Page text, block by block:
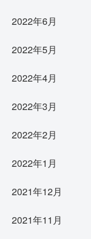
2022年6月
2022年5月
2022年4月
2022年3月
2022年2月
2022年1月
2021年12月
2021年11月